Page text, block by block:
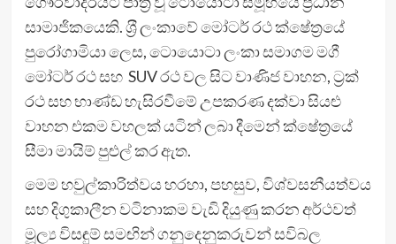
සාමාජිකයෙකි. ශ‍්‍රී ලංකාවේ මෝටර් රථ ක්ෂේත‍්‍රයේ
පුරෝගාමියා ලෙස, ටොයොටා ලංකා සමාගම මගී
මෝටර් රථ සහ SUV රථ වල සිට වාණිජ වාහන, ට‍්‍රක්
රථ සහ භාණ්ඩ හැසිරවීමේ උපකරණ දක්වා සියළු
වාහන එකම වහලක් යටින් ලබා දීමෙන් ක්ෂේත‍්‍රයේ
සීමා මායිම් පුළුල් කර ඇත.
මෙම හවුල්කාරිත්වය හරහා, පහසුව, විශ්වසනීයත්වය
සහ දිගුකාලීන වටිනාකම වැඩි දියුණු කරන අර්ථවත්
මූල්‍ය විසඳුම් සමඟින් ගනුදෙනුකරුවන් සවිබල